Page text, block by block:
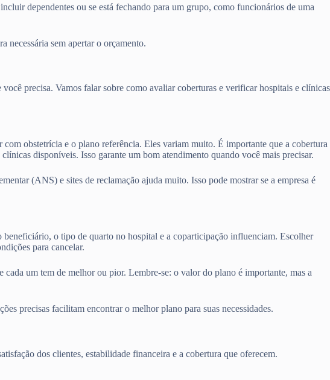
dependentes ou se está fechando para um grupo, como funcionários de uma
necessária sem apertar o orçamento.
precisa. Vamos falar sobre como avaliar coberturas e verificar hospitais e clínicas
obstetrícia e o plano referência. Eles variam muito. É importante que a cobertura
disponíveis. Isso garante um bom atendimento quando você mais precisar.
(ANS) e sites de reclamação ajuda muito. Isso pode mostrar se a empresa é
beneficiário, o tipo de quarto no hospital e a coparticipação influenciam. Escolher
para cancelar.
um tem de melhor ou pior. Lembre-se: o valor do plano é importante, mas a
precisas facilitam encontrar o melhor plano para suas necessidades.
dos clientes, estabilidade financeira e a cobertura que oferecem.